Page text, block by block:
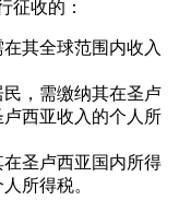
征收的：
其全球范围内收入
，需缴纳其在圣卢
西亚收入的个人所
圣卢西亚国内所得
所得税。